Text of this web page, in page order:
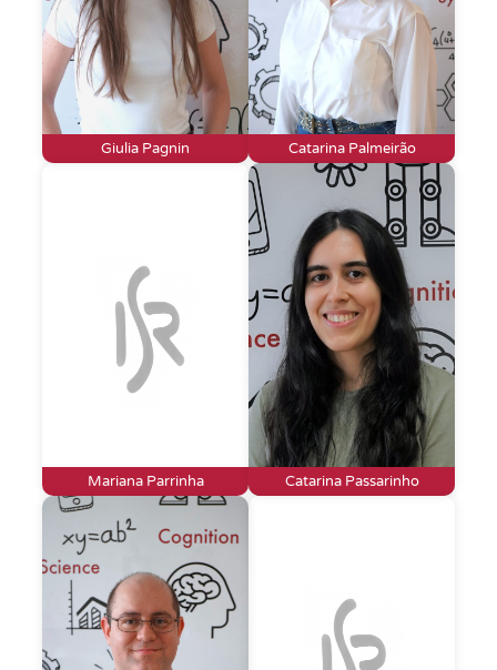
Giulia Pagnin Catarina Palmeirão
Mariana Parrinha Catarina Passarinho